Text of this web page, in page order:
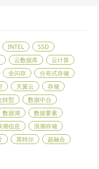
INTEL
SSD
云数据库
云计算
全闪存
分布式存储
天翼云
存储
转型
数据中台
数据湖
数据要素
潮信息
浪潮存储
英特尔
超融合